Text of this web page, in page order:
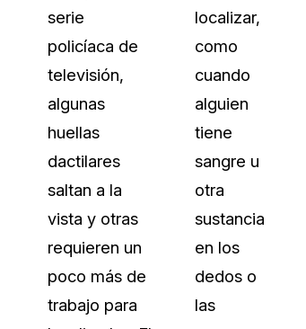
serie
policíaca de
televisión,
algunas
huellas
dactilares
saltan a la
vista y otras
requieren un
poco más de
trabajo para
localizar,
como
cuando
alguien
tiene
sangre u
otra
sustancia
en los
dedos o
las